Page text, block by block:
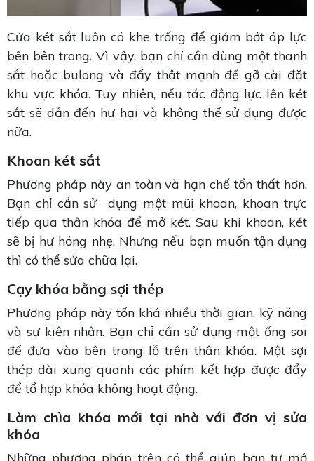
Cửa két sắt luôn có khe trống để giảm bớt áp lực
bên bên trong. Vì vậy, bạn chỉ cần dùng một thanh
sắt hoặc bulong và đẩy thật mạnh để gỡ cài đặt
khu vực khóa. Tuy nhiên, nếu tác động lực lên két
sắt sẽ dẫn đến hư hại và không thể sử dụng được
nữa.
Khoan két sắt
Phương pháp này an toàn và hạn chế tổn thất hơn.
Bạn chỉ cần sử dụng một mũi khoan, khoan trực
tiếp qua thân khóa để mở két. Sau khi khoan, két
sẽ bị hư hỏng nhẹ. Nhưng nếu bạn muốn tận dụng
thì có thể sửa chữa lại.
Cạy khóa bằng sợi thép
Phương pháp này tốn khá nhiều thời gian, kỹ năng
và sự kiên nhân. Bạn chỉ cần sử dụng một ống soi
để đưa vào bên trong lỗ trên thân khóa. Một sợi
thép dài xung quanh các phím kết hợp được đẩy
để tổ hợp khóa không hoạt động.
Làm chìa khóa mới tại nhà với đơn vị sửa
khóa
Những phương pháp trên có thể giúp bạn tự mở